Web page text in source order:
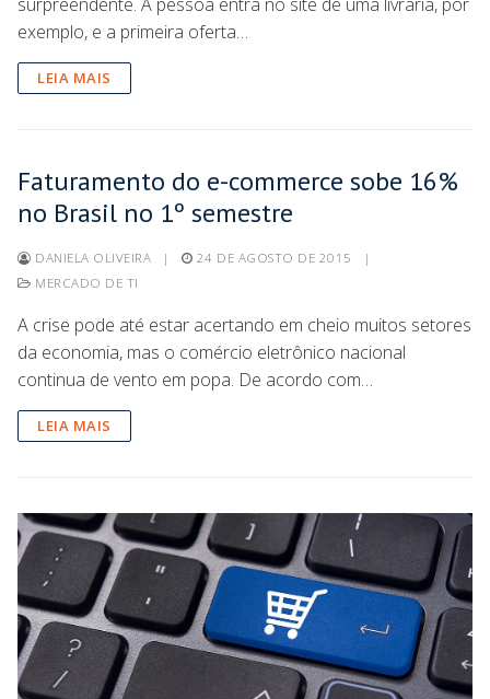
exemplo, e a primeira oferta…
LEIA MAIS
Faturamento do e-commerce sobe 16%
no Brasil no 1º semestre
DANIELA OLIVEIRA | 24 DE AGOSTO DE 2015
|
MERCADO DE TI
A crise pode até estar acertando em cheio muitos setores
da economia, mas o comércio eletrônico nacional
continua de vento em popa. De acordo com…
LEIA MAIS